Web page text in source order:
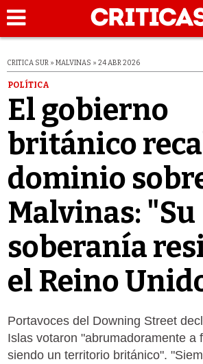
CRITICA SUR » MALVINAS » 24 ABR 2026
POLÍTICA
El gobierno
británico
dominio
Malvinas: "Su
soberanía
el Reino
Portavoces del Downing Street
Islas votaron "abrumadoramente a
siendo un territorio británico".